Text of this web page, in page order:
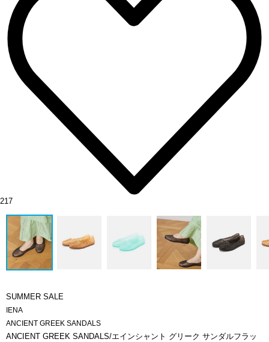
217
SUMMER SALE
IENA
ANCIENT GREEK SANDALS
ANCIENT GREEK SANDALS/エインシャント グリーク サンダルフラッ